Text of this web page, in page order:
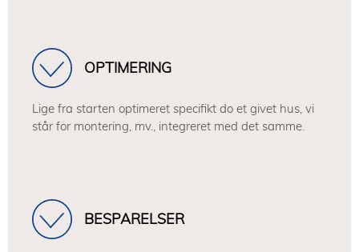
OPTIMERING
Lige fra starten optimeret specifikt do et givet hus, vi
står for montering, mv., integreret med det samme.
BESPARELSER